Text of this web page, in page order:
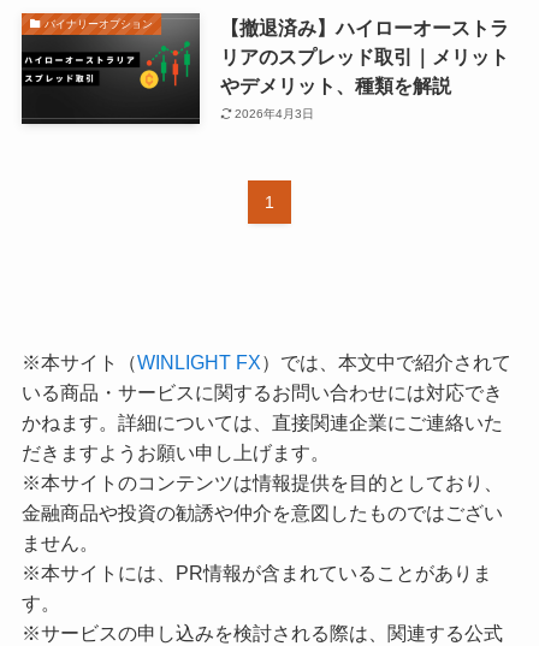
バイナリーオプション
【撤退済み】ハイローオーストラ
リアのスプレッド取引｜メリット
やデメリット、種類を解説
2026年4月3日
1
※本サイト（WINLIGHT FX）では、本文中で紹介されて
いる商品・サービスに関するお問い合わせには対応でき
かねます。詳細については、直接関連企業にご連絡いた
だきますようお願い申し上げます。
※本サイトのコンテンツは情報提供を目的としており、
金融商品や投資の勧誘や仲介を意図したものではござい
ません。
※本サイトには、PR情報が含まれていることがありま
す。
※サービスの申し込みを検討される際は、関連する公式